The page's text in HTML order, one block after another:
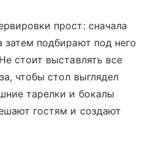
прост: сначала
подбирают под него
стоит выставлять все
чтобы стол выглядел
тарелки и бокалы
гостям и создают